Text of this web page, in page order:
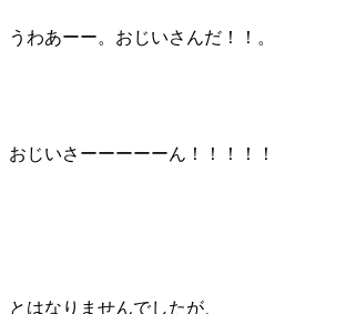
うわあーー。おじいさんだ！！。
おじいさーーーーーん！！！！！
とはなりませんでしたが、